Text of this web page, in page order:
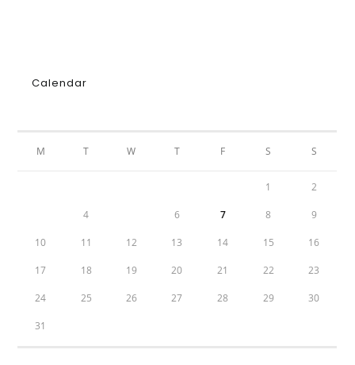
Calendar
M T W T F S S
1 2
4 6 7 8 9
10 11 12 13 14 15 16
17 18 19 20 21 22 23
24 25 26 27 28 29 30
31